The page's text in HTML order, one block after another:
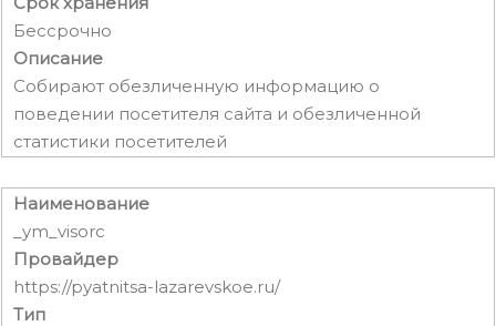
Бессрочно
Описание
Собирают обезличенную информацию о
поведении посетителя сайта и обезличенной
статистики посетителей
Наименование
_ym_visorc
Провайдер
https://pyatnitsa-lazarevskoe.ru/
Тип